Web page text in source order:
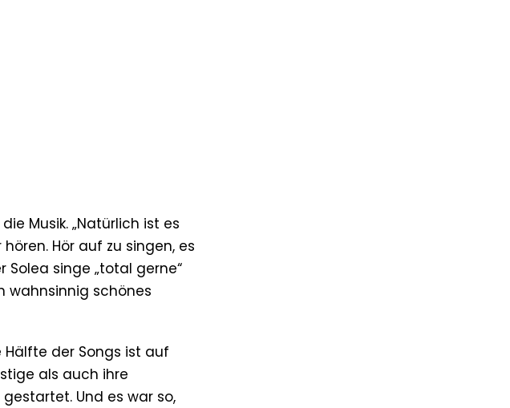
Musik. „Natürlich ist es
Hör auf zu singen, es
Solea singe „total gerne“
wahnsinnig schönes
Hälfte der Songs ist auf
als auch ihre
gestartet. Und es war so,